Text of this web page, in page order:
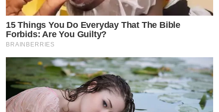
15 Things You Do Everyday That The Bible
Forbids: Are You Guilty?
BRAINBERRIES